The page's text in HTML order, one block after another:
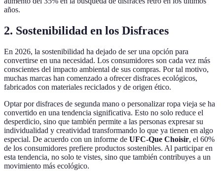
años.
2. Sostenibilidad en los Disfraces
En 2026, la sostenibilidad ha dejado de ser una opción para
convertirse en una necesidad. Los consumidores son cada vez más
conscientes del impacto ambiental de sus compras. Por tal motivo,
muchas marcas han comenzado a ofrecer disfraces ecológicos,
fabricados con materiales reciclados y de origen ético.
Optar por disfraces de segunda mano o personalizar ropa vieja se ha
convertido en una tendencia significativa. Esto no solo reduce el
desperdicio, sino que también permite a las personas expresar su
individualidad y creatividad transformando lo que ya tienen en algo
especial. De acuerdo con un informe de UFC-Que Choisir, el 60%
de los consumidores prefiere productos sostenibles. Al participar en
esta tendencia, no solo te vistes, sino que también contribuyes a un
movimiento más ecológico.